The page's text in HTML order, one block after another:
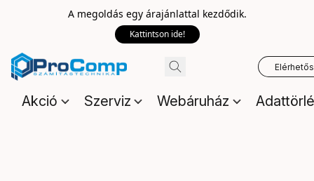
A megoldás egy árajánlattal kezdődik.
Kattintson ide!
Akció Szerviz Webáruház